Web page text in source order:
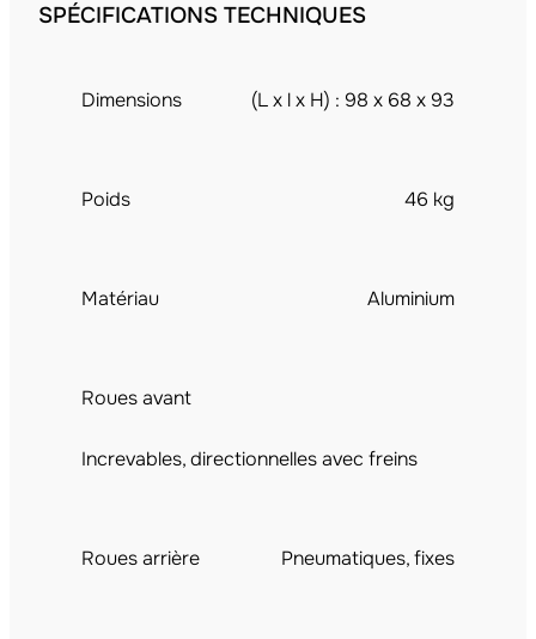
SPÉCIFICATIONS TECHNIQUES
Dimensions (L x l x H) : 98 x 68 x 93
Poids 46 kg
Matériau Aluminium
Roues avant
Increvables, directionnelles avec freins​
Roues arrière Pneumatiques, fixes